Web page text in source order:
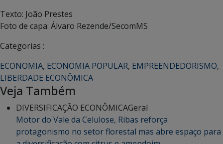
Texto: João Prestes
Foto de capa: Álvaro Rezende/SecomMS
Categorias :
ECONOMIA, ECONOMIA POPULAR, EMPREENDEDORISMO,
LIBERDADE ECONÔMICA
Veja Também
DIVERSIFICAÇÃO ECONÔMICAGeral
Motor do Vale da Celulose, Ribas reforça
protagonismo no setor florestal mas abre espaço para